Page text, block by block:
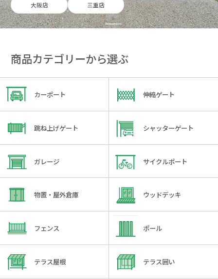
大阪店 三重店
商品カテゴリーから選ぶ
カーポート 伸縮ゲート
跳ね上げゲート シャッターゲート
ガレージ サイクルポート
物置・屋外倉庫 ウッドデッキ
フェンス ポール
テラス屋根 テラス囲い